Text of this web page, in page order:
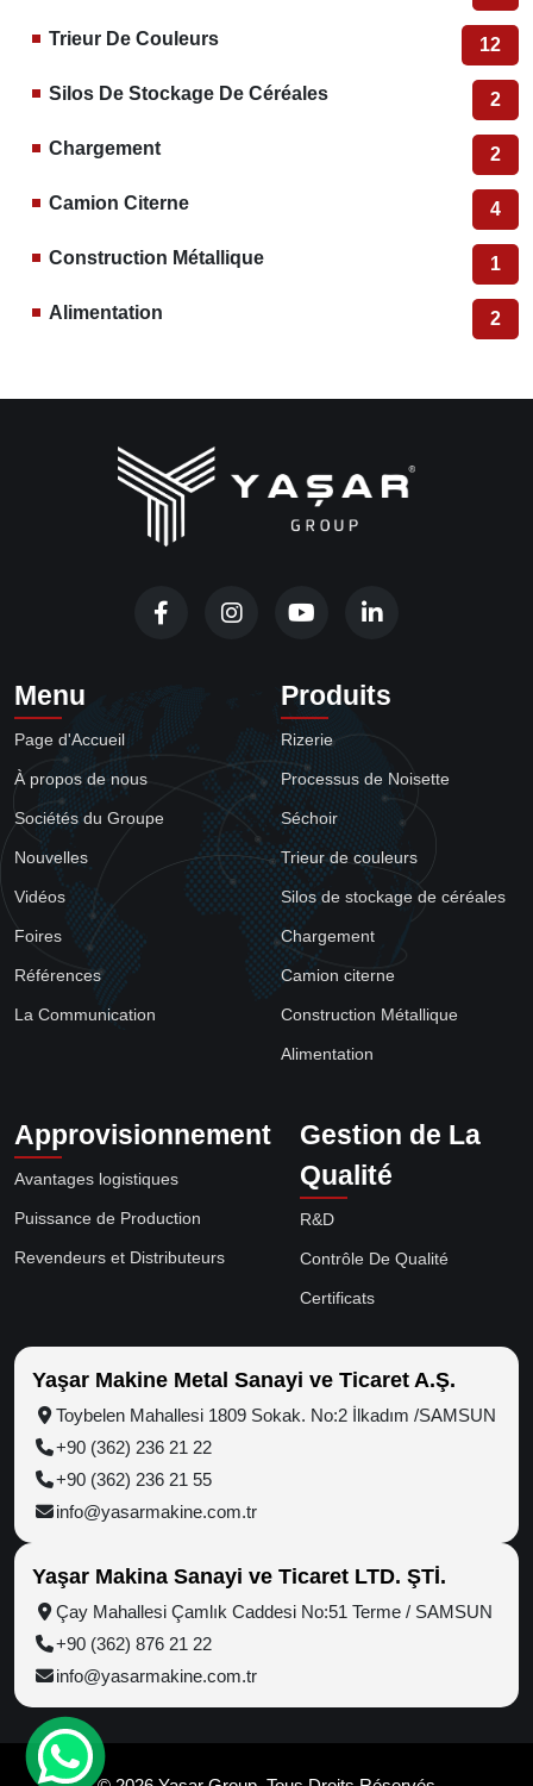
Trieur De Couleurs 12
Silos De Stockage De Céréales 2
Chargement 2
Camion Citerne 4
Construction Métallique 1
Alimentation 2
Menu
Page d'Accueil
À propos de nous
Sociétés du Groupe
Nouvelles
Vidéos
Foires
Références
La Communication
Produits
Rizerie
Processus de Noisette
Séchoir
Trieur de couleurs
Silos de stockage de céréales
Chargement
Camion citerne
Construction Métallique
Alimentation
Approvisionnement
Avantages logistiques
Puissance de Production
Revendeurs et Distributeurs
Gestion de La
Qualité
R&D
Contrôle De Qualité
Certificats
Yaşar Makine Metal Sanayi ve Ticaret A.Ş.
Toybelen Mahallesi 1809 Sokak. No:2 İlkadım /SAMSUN
+90 (362) 236 21 22
+90 (362) 236 21 55
info@yasarmakine.com.tr
Yaşar Makina Sanayi ve Ticaret LTD. ŞTİ.
Çay Mahallesi Çamlık Caddesi No:51 Terme / SAMSUN
+90 (362) 876 21 22
info@yasarmakine.com.tr